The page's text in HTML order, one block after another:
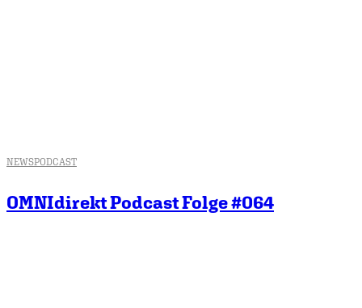
NEWSPODCAST
OMNIdirekt Podcast Folge #064